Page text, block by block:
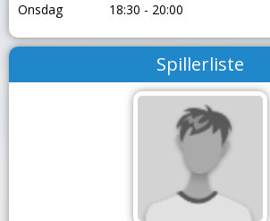
Onsdag
18:30 - 20:00
Spillerliste